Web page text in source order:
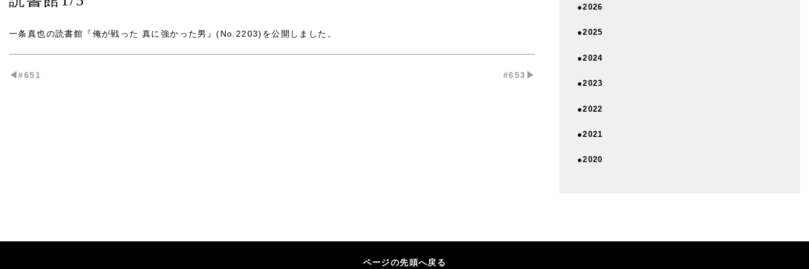
一条真也の読書館『俺が戦った 真に強かった男』(No.2203) を公開しました。
◀︎#651 #653▶︎
●2026
●2025
●2024
●2023
●2022
●2021
●2020
ページの先頭へ戻る